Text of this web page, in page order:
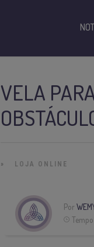
VELA
» LOJA ONLINE
Por